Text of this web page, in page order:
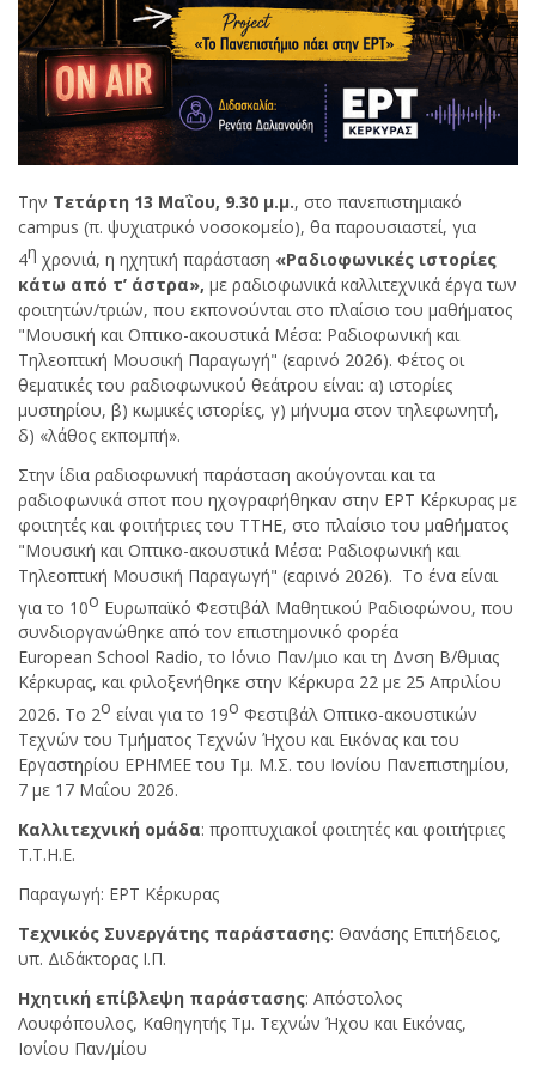
Την Τετάρτη 13 Μαΐου, 9.30 μ.μ., στο πανεπιστημιακό
campus (π. ψυχιατρικό νοσοκομείο), θα παρουσιαστεί, για
4η χρονιά, η ηχητική παράσταση «Ραδιοφωνικές ιστορίες
κάτω από τ’ άστρα», με ραδιοφωνικά καλλιτεχνικά έργα των
φοιτητών/τριών, που εκπονούνται στο πλαίσιο του μαθήματος
"Μουσική και Οπτικο-ακουστικά Μέσα: Ραδιοφωνική και
Τηλεοπτική Μουσική Παραγωγή" (εαρινό 2026). Φέτος οι
θεματικές του ραδιοφωνικού θεάτρου είναι: α) ιστορίες
μυστηρίου, β) κωμικές ιστορίες, γ) μήνυμα στον τηλεφωνητή,
δ) «λάθος εκπομπή».
Στην ίδια ραδιοφωνική παράσταση ακούγονται και τα
ραδιοφωνικά σποτ που ηχογραφήθηκαν στην ΕΡΤ Κέρκυρας με
φοιτητές και φοιτήτριες του ΤΤΗΕ, στο πλαίσιο του μαθήματος
"Μουσική και Οπτικο-ακουστικά Μέσα: Ραδιοφωνική και
Τηλεοπτική Μουσική Παραγωγή" (εαρινό 2026). Το ένα είναι
για το 10ο Ευρωπαϊκό Φεστιβάλ Μαθητικού Ραδιοφώνου, που
συνδιοργανώθηκε από τον επιστημονικό φορέα
European School Radio, το Ιόνιο Παν/μιο και τη Δνση Β/θμιας
Κέρκυρας, και φιλοξενήθηκε στην Κέρκυρα 22 με 25 Απριλίου
2026. Το 2ο είναι για το 19ο Φεστιβάλ Οπτικο-ακουστικών
Τεχνών του Τμήματος Τεχνών Ήχου και Εικόνας και του
Εργαστηρίου ΕΡΗΜΕΕ του Τμ. Μ.Σ. του Ιονίου Πανεπιστημίου,
7 με 17 Μαΐου 2026.
Καλλιτεχνική ομάδα: προπτυχιακοί φοιτητές και φοιτήτριες
Τ.Τ.Η.Ε.
Παραγωγή: ΕΡΤ Κέρκυρας
Τεχνικός Συνεργάτης παράστασης: Θανάσης Επιτήδειος,
υπ. Διδάκτορας Ι.Π.
Hχητική επίβλεψη παράστασης: Απόστολος
Λουφόπουλος, Καθηγητής Τμ. Τεχνών Ήχου και Εικόνας,
Ιονίου Παν/μίου